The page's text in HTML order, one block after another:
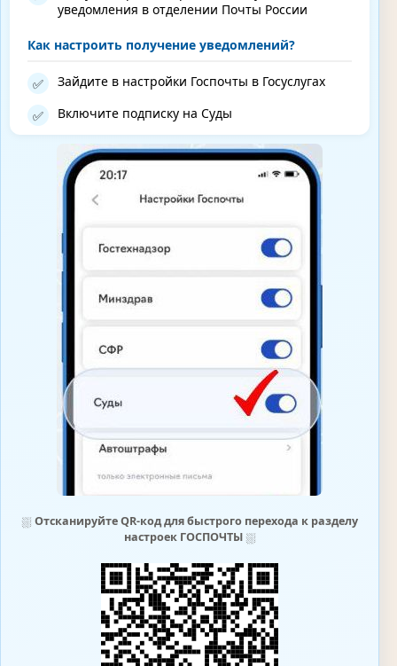
уведомления в отделении Почты России
Как настроить получение уведомлений?
✅ Зайдите в настройки Госпочты в Госуслугах
✅ Включите подписку на Суды
⛆ Отсканируйте QR-код для быстрого перехода к разделу
настроек ГОСПОЧТЫ⛆